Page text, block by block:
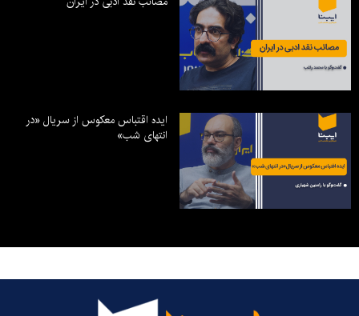
ایده اقتباس معکوس از سریال «در
انتهای شب»